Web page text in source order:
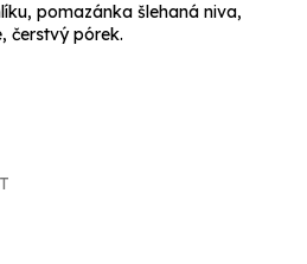
pomazánka šlehaná niva,
čerstvý pórek.